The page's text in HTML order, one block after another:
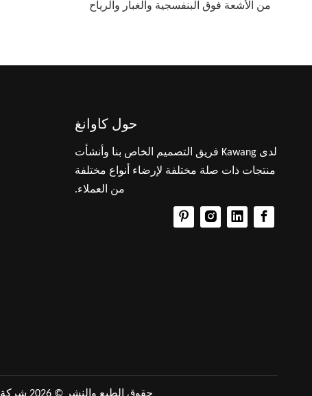
من الأشعة فوق البنفسجية والغبار والرياح
حول كاوانغ
لدى Kawang فريق التصميم الخاص بنا وأنشأت
منتجات ذات صلة مختلفة لإرضاء أنواع مختلفة
من العملاء.